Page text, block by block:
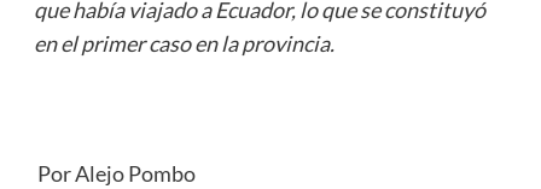
que había viajado a Ecuador, lo que se constituyó
en el primer caso en la provincia.
Por Alejo Pombo